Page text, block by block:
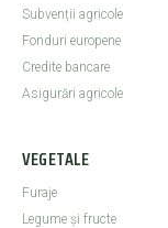
Subvenții agricole
Fonduri europene
Credite bancare
Asigurări agricole
VEGETALE
Furaje
Legume şi fructe